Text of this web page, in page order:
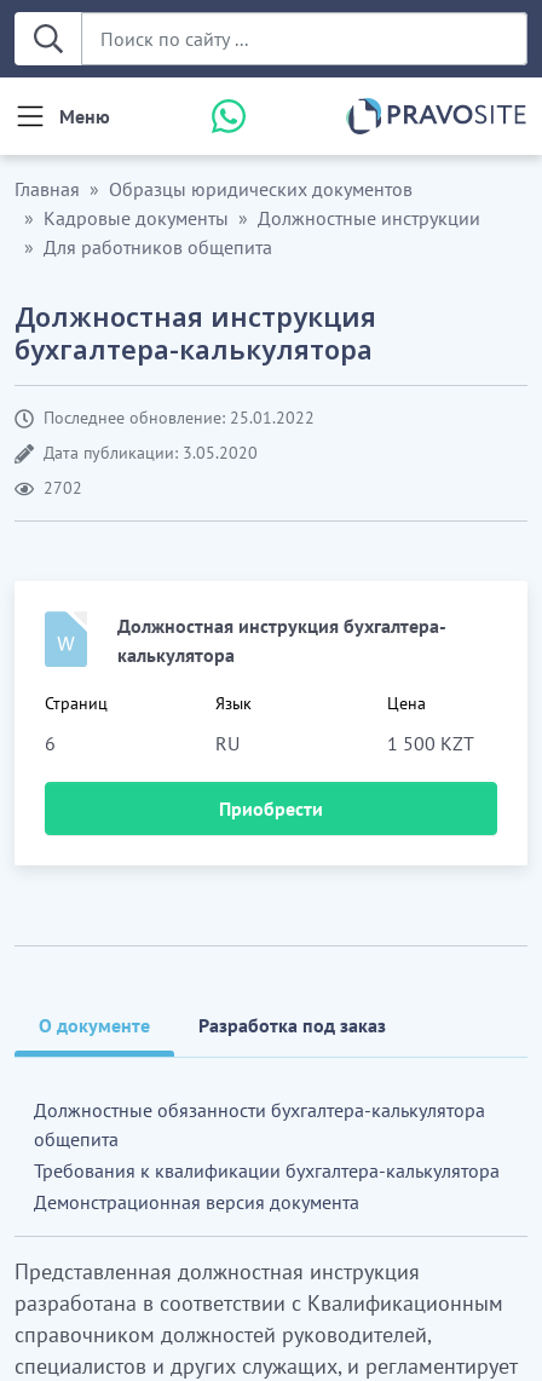
Меню
Главная
Образцы юридических документов
Кадровые документы
Должностные инструкции
Для работников общепита
Должностная инструкция
бухгалтера-калькулятора
Последнее обновление: 25.01.2022
Дата публикации: 3.05.2020
2702
Должностная инструкция бухгалтера-
калькулятора
Страниц
6
Язык
RU
Цена
1 500 KZT
Приобрести
О документе Разработка под заказ
Должностные обязанности бухгалтера-калькулятора
общепита
Требования к квалификации бухгалтера-калькулятора
Демонстрационная версия документа
Представленная должностная инструкция
разработана в соответствии с Квалификационным
справочником должностей руководителей,
специалистов и других служащих, и регламентирует